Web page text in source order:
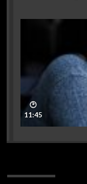
🕑
11:45